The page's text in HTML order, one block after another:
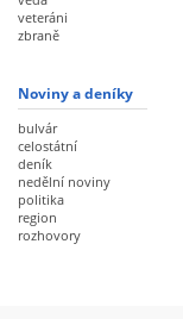
veteráni
zbraně
Noviny a deníky
bulvár
celostátní
deník
nedělní noviny
politika
region
rozhovory